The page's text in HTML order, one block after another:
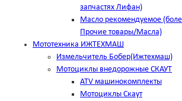
запчастях Лифан)
Масло рекомендуемое
Прочие товары/Масла)
Мототехника ИЖТЕХМАШ
Измельчитель Бобер(Ижтехмаш)
Мотоциклы внедорожные СКАУТ
ATV машинокомплекты
Мотоциклы Скаут